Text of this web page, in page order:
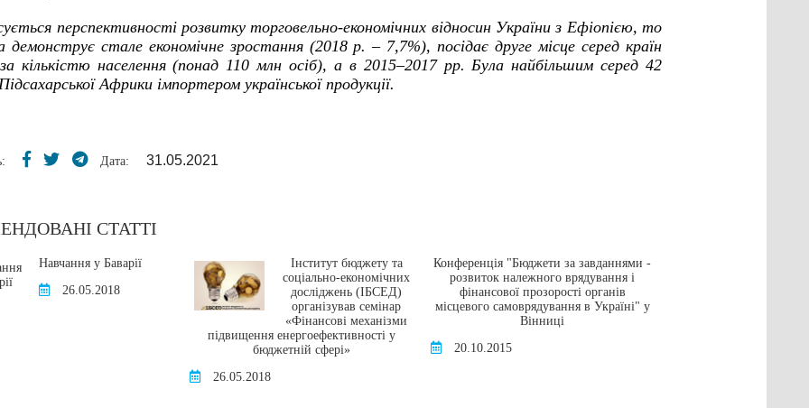
перспективності розвитку торговельно-економічних відносин України з Ефіопією, то
демонструє стале економічне зростання (2018 р. – 7,7%), посідає друге місце серед країн
кількістю населення (понад 110 млн осіб), а в 2015–2017 рр. Була найбільшим серед 42
Африки імпортером української продукції.
Дата: 31.05.2021
СТАТТІ
Навчання у Баварії
26.05.2018
Інститут бюджету та
соціально-економічних
досліджень (ІБСЕД)
організував семінар
«Фінансові механізми
підвищення енергоефективності у
бюджетній сфері»
26.05.2018
Конференція "Бюджети за завданнями -
розвиток належного врядування і
фінансової прозорості органів
місцевого самоврядування в Україні" у
Вінниці
20.10.2015